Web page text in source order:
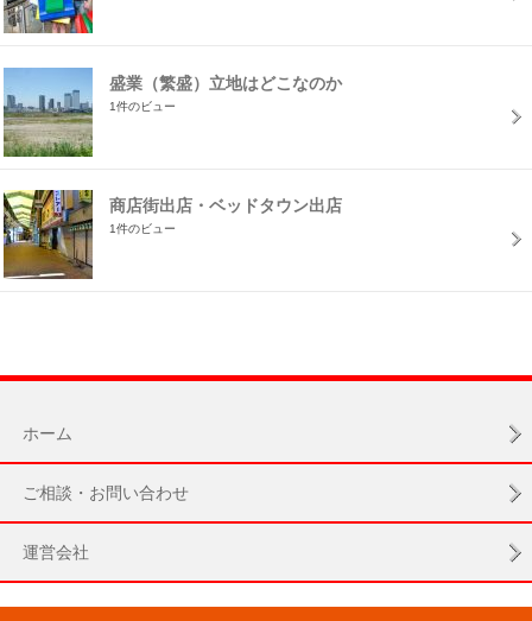
盛業（繁盛）立地はどこなのか
1件のビュー
商店街出店・ベッドタウン出店
1件のビュー
ホーム
ご相談・お問い合わせ
運営会社